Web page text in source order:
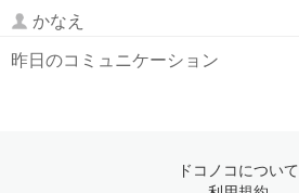
かなえ
昨日のコミュニケーション
ドコノコについて